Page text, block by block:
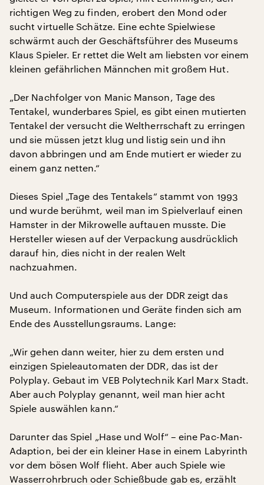
richtigen Weg zu finden, erobert den Mond oder
sucht virtuelle Schätze. Eine echte Spielwiese
schwärmt auch der Geschäftsführer des Museums
Klaus Spieler. Er rettet die Welt am liebsten vor einem
kleinen gefährlichen Männchen mit großem Hut.
„Der Nachfolger von Manic Manson, Tage des
Tentakel, wunderbares Spiel, es gibt einen mutierten
Tentakel der versucht die Weltherrschaft zu erringen
und sie müssen jetzt klug und listig sein und ihn
davon abbringen und am Ende mutiert er wieder zu
einem ganz netten.“
Dieses Spiel „Tage des Tentakels“ stammt von 1993
und wurde berühmt, weil man im Spielverlauf einen
Hamster in der Mikrowelle auftauen musste. Die
Hersteller wiesen auf der Verpackung ausdrücklich
darauf hin, dies nicht in der realen Welt
nachzuahmen.
Und auch Computerspiele aus der DDR zeigt das
Museum. Informationen und Geräte finden sich am
Ende des Ausstellungsraums. Lange:
„Wir gehen dann weiter, hier zu dem ersten und
einzigen Spieleautomaten der DDR, das ist der
Polyplay. Gebaut im VEB Polytechnik Karl Marx Stadt.
Aber auch Polyplay genannt, weil man hier acht
Spiele auswählen kann.“
Darunter das Spiel „Hase und Wolf“ – eine Pac-Man-
Adaption, bei der ein kleiner Hase in einem Labyrinth
vor dem bösen Wolf flieht. Aber auch Spiele wie
Wasserrohrbruch oder Schießbude gab es, erzählt